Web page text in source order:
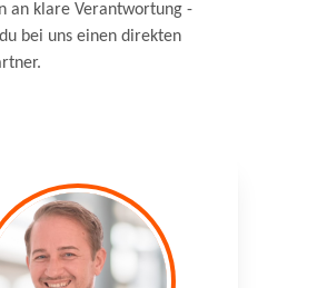
an klare Verantwortung -
bei uns einen direkten